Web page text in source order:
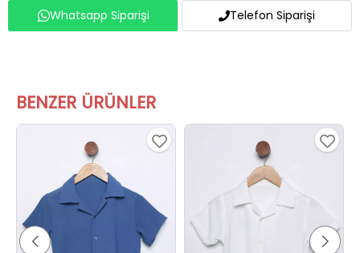
Whatsapp Siparişi Telefon Siparişi
BENZER ÜRÜNLER